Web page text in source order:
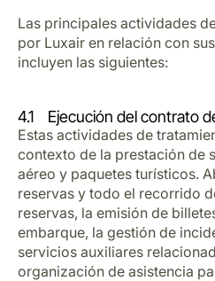
Las principales actividades
por Luxair en relación con
incluyen las siguientes:
4.1 Ejecución del contrato
Estas actividades de
contexto de la prestación de
aéreo y paquetes turísticos.
reservas y todo el recorrido
reservas, la emisión de
embarque, la gestión de
servicios auxiliares
organización de asistencia